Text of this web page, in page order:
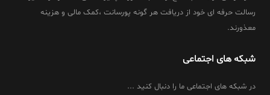
رسالت حرفه ای خود از دریافت هر گونه پورسانت ،کمک مالی و هزینه
معذورند.
شبکه های اجتماعی
در شبکه های اجتماعی ما را دنبال کنید ...